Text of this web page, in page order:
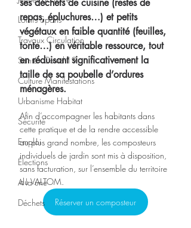
Loisirs Sports
Travaux Circulation
Santé - Covid-19
Culture Manifestations
Urbanisme Habitat
Sécurité
Emploi
Élections
A la une
Déchets
ses déchets de cuisine (restes de
repas, épluchures…) et petits
végétaux en faible quantité (feuilles,
tonte…) en véritable ressource, tout
en réduisant significativement la
taille de sa poubelle d’ordures
ménagères.
Afin d’accompagner les habitants dans
cette pratique et de la rendre accessible
au plus grand nombre, les composteurs
individuels de jardin sont mis à disposition,
sans facturation, sur l’ensemble du territoire
du VALTOM.
Réserver un composteur